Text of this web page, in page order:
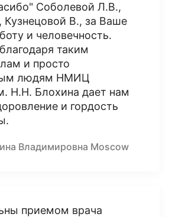
Соболевой Л.В.,
Кузнецовой В., за Ваше
и человечность.
таким
и просто
людям НМИЦ
Н.Н. Блохина дает нам
и гордость
Владимировна Moscow
приемом врача